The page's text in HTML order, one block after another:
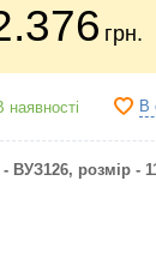
грн.
наявності В
- ВУЗ126, розмір -